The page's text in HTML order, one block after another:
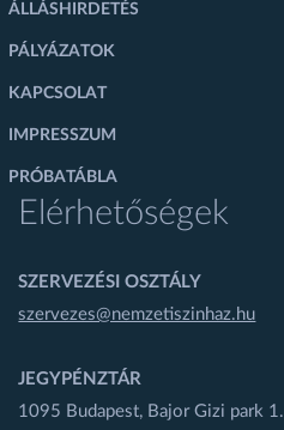
ÁLLÁSHIRDETÉS
PÁLYÁZATOK
KAPCSOLAT
IMPRESSZUM
PRÓBATÁBLA
Elérhetőségek
SZERVEZÉSI OSZTÁLY
szervezes@nemzetiszinhaz.hu
JEGYPÉNZTÁR
1095 Budapest, Bajor Gizi park 1.